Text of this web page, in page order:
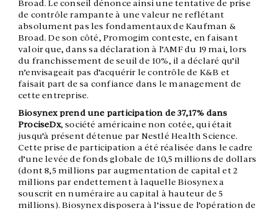
Broad. Le conseil dénonce ainsi une tentative de prise
de contrôle rampante à une valeur ne reflétant
absolument pas les fondamentaux de Kaufman &
Broad. De son côté, Promogim conteste, en faisant
valoir que, dans sa déclaration à l’AMF du 19 mai, lors
du franchissement de seuil de 10%, il a déclaré qu’il
n’envisageait pas d’acquérir le contrôle de K&B et
faisait part de sa confiance dans le management de
cette entreprise.
Biosynex prend une participation de 37,17% dans
ProciseDx, société américaine non cotée, qui était
jusqu’à présent détenue par Nestlé Health Science.
Cette prise de participation a été réalisée dans le cadre
d’une levée de fonds globale de 10,5 millions de dollars
(dont 8,5 millions par augmentation de capital et 2
millions par endettement à laquelle Biosynex a
souscrit en numéraire au capital à hauteur de 5
millions). Biosynex disposera à l’issue de l’opération de